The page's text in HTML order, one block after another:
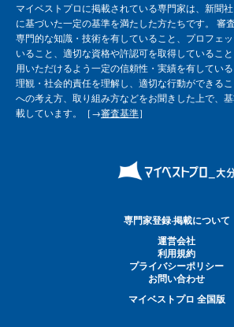
マイベストプロに掲載されている専門家は、新聞
に基づいた一定の基準を満たした方たちです。 審
専門的な知識・技術を有していること、プロフェ
いること、適切な資格や許認可を取得しているこ
用いただけるよう一定の信頼性・実績を有してい
理観・社会的責任を理解し、適切な行動ができる
への考え方、取り組み方などをお聞きした上で、
載しています。［→審査基準］
専門家登録·掲載について
運営会社
利用規約
プライバシーポリシー
お問い合わせ
マイベストプロ 全国版